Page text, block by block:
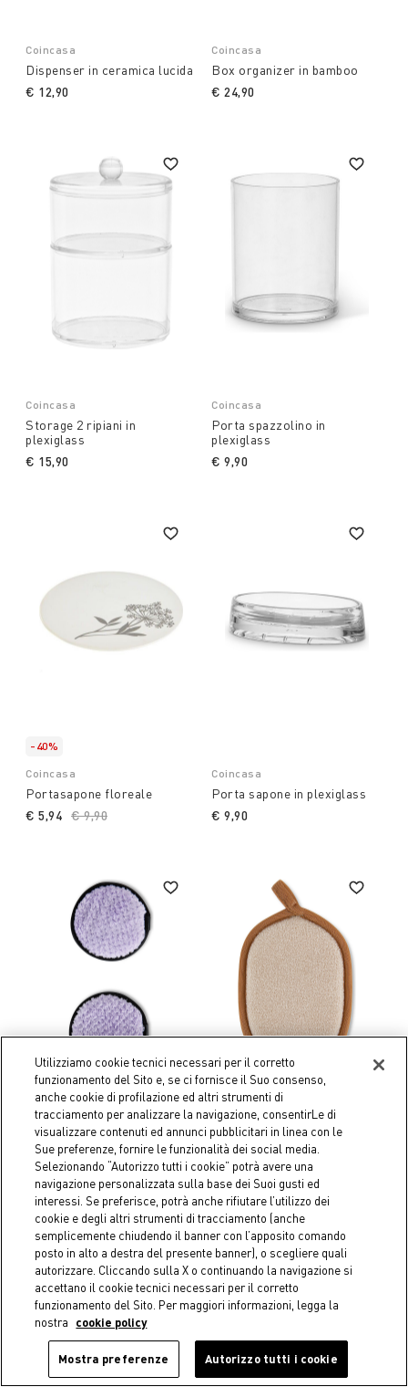
Coincasa
Dispenser in ceramica lucida
€ 12,90
Coincasa
Box organizer in bamboo
€ 24,90
Coincasa
Storage 2 ripiani in
plexiglass
€ 15,90
Coincasa
Porta spazzolino in
plexiglass
€ 9,90
-40%
Coincasa
Portasapone floreale
Price reduced from
€ 9,90
€ 5,94
Coincasa
Porta sapone in plexiglass
€ 9,90
Coincasa
Set 2 dischetti levatrucco
riutilizzabili
€ 9,90
Coincasa
Panno esfoliante corpo
€ 9,90
Utilizziamo cookie tecnici necessari per il corretto
funzionamento del Sito e, se ci fornisce il Suo consenso,
anche cookie di profilazione ed altri strumenti di
tracciamento per analizzare la navigazione, consentirLe di
visualizzare contenuti ed annunci pubblicitari in linea con le
Sue preferenze, fornire le funzionalità dei social media.
Selezionando “Autorizzo tutti i cookie” potrà avere una
navigazione personalizzata sulla base dei Suoi gusti ed
interessi. Se preferisce, potrà anche rifiutare l’utilizzo dei
cookie e degli altri strumenti di tracciamento (anche
semplicemente chiudendo il banner con l’apposito comando
posto in alto a destra del presente banner), o scegliere quali
autorizzare. Cliccando sulla X o continuando la navigazione si
accettano il cookie tecnici necessari per il corretto
funzionamento del Sito. Per maggiori informazioni, legga la
nostra
cookie policy
Mostra preferenze Autorizzo tutti i cookie